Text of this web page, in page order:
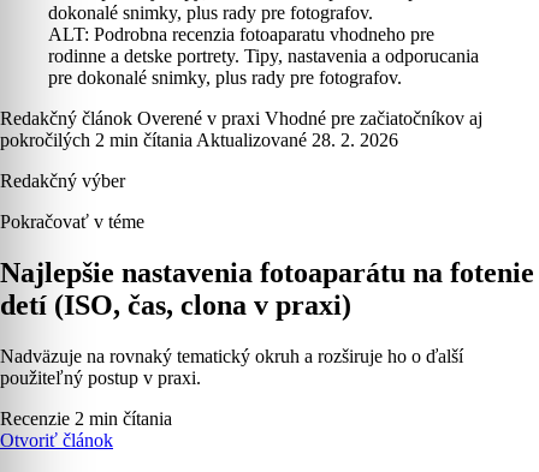
ALT: Podrobna recenzia fotoaparatu vhodneho pre
rodinne a detske portrety. Tipy, nastavenia a odporucania
pre dokonalé snimky, plus rady pre fotografov.
Redakčný článok Overené v praxi Vhodné pre začiatočníkov aj
pokročilých 2 min čítaniaAktualizované 28. 2. 2026
Redakčný výber
Pokračovať v téme
Najlepšie nastavenia fotoaparátu na fotenie
detí (ISO, čas, clona v praxi)
Nadväzuje na rovnaký tematický okruh a rozširuje ho o ďalší
použiteľný postup v praxi.
Recenzie 2 min čítania
Otvoriť článok